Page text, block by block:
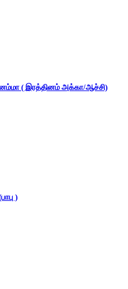
( இரத்தினம் அக்கா/ஆச்சி)
)